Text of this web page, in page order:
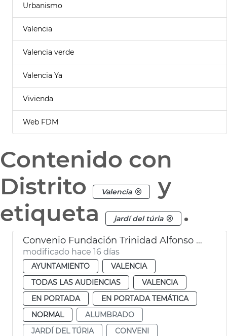
Urbanismo
Valencia
Valencia verde
Valencia Ya
Vivienda
Web FDM
Contenido con
Distrito
Valencia
y
etiqueta
jardí del túria .
Convenio Fundación Trinidad Alfonso alumbrado ornamental Jardín del Turia
modificado hace 16 días
AYUNTAMIENTO
VALENCIA
TODAS LAS AUDIENCIAS
VALENCIA
EN PORTADA
EN PORTADA TEMÁTICA
NORMAL
ALUMBRADO
JARDÍ DEL TÚRIA
CONVENI